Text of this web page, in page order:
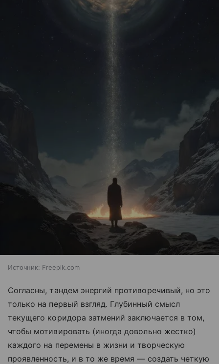
Источник: Freepik.com
Согласны, тандем энергий противоречивый, но это
только на первый взгляд. Глубинный смысл
текущего коридора затмений заключается в том,
чтобы мотивировать (иногда довольно жестко)
каждого на перемены в жизни и творческую
проявленность, и в то же время — создать четкую